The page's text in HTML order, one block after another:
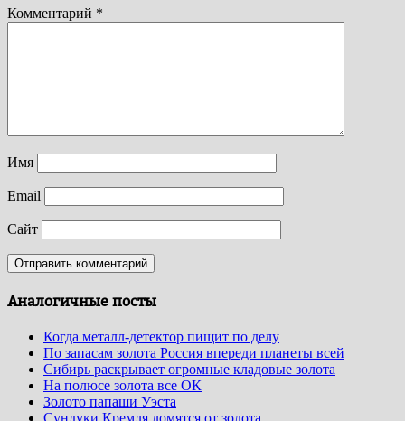
Комментарий *
Имя
Email
Сайт
Аналогичные посты
Когда металл-детектор пищит по делу
По запасам золота Россия впереди планеты всей
Сибирь раскрывает огромные кладовые золота
На полюсе золота все ОК
Золото папаши Уэста